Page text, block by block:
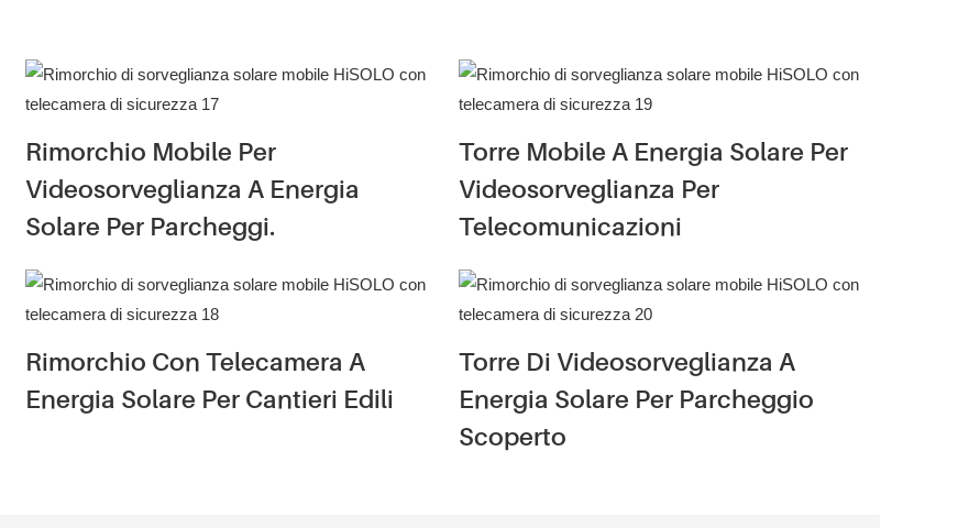
Rimorchio Mobile Per
Videosorveglianza A Energia
Solare Per Parcheggi.
Rimorchio Con Telecamera A
Energia Solare Per Cantieri Edili
Torre Mobile A Energia Solare Per
Videosorveglianza Per
Telecomunicazioni
Torre Di Videosorveglianza A
Energia Solare Per Parcheggio
Scoperto